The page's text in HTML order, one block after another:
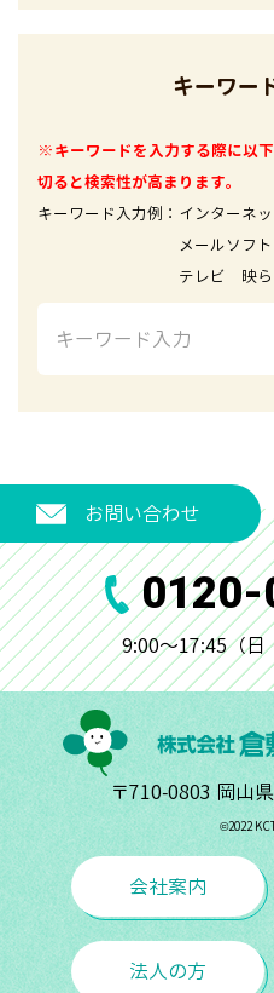
キーワー
※キーワードを入力する際に以
切ると検索性が高まります。
キーワード入力例：インター
メールソフト
テレビ 映らな
お問い合わせ
9:00～17:45（日
〒710-0803 岡山
©︎2022
会社案内
法人の方